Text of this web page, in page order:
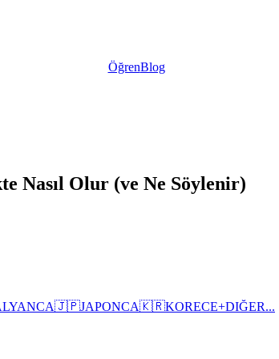
ÖğrenBlog
Nasıl Olur (ve Ne Söylenir)
🇯🇵JAPONCA🇰🇷KORECE+DIĞER...